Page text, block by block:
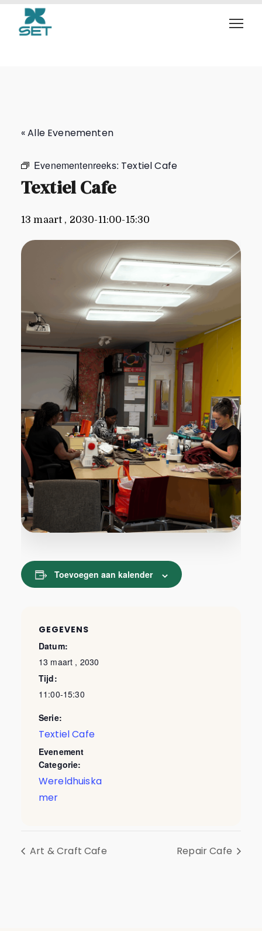
Textiel Cafe
« Alle Evenementen
Evenementenreeks: Textiel Cafe
Textiel Cafe
13 maart , 2030-11:00-15:30
Toevoegen aan kalender
GEGEVENS
Datum:
13 maart , 2030
Tijd:
11:00-15:30
Serie:
Textiel Cafe
Evenement
Categorie:
Wereldhuiska
mer
Art & Craft Cafe Repair Cafe